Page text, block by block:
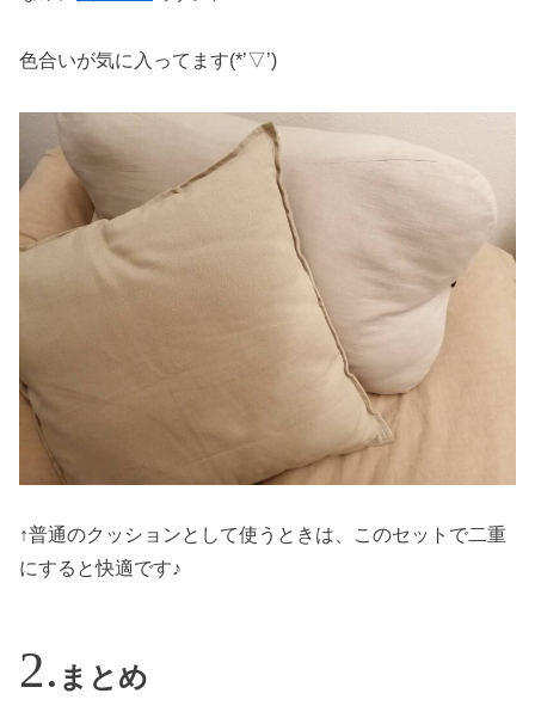
色合いが気に入ってます(*’▽’)
↑普通のクッションとして使うときは、このセットで二重
にすると快適です♪
まとめ